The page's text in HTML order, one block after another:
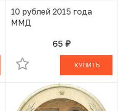
10 рублей 2015 года
ММД
65 руб.В КОРЗИНЕ
КУПИТЬ